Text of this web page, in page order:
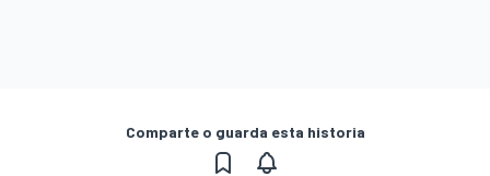
Comparte o guarda esta historia